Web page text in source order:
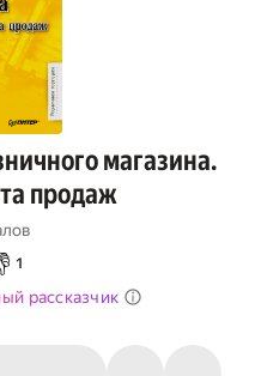
магазина.
продаж
1
рассказчик